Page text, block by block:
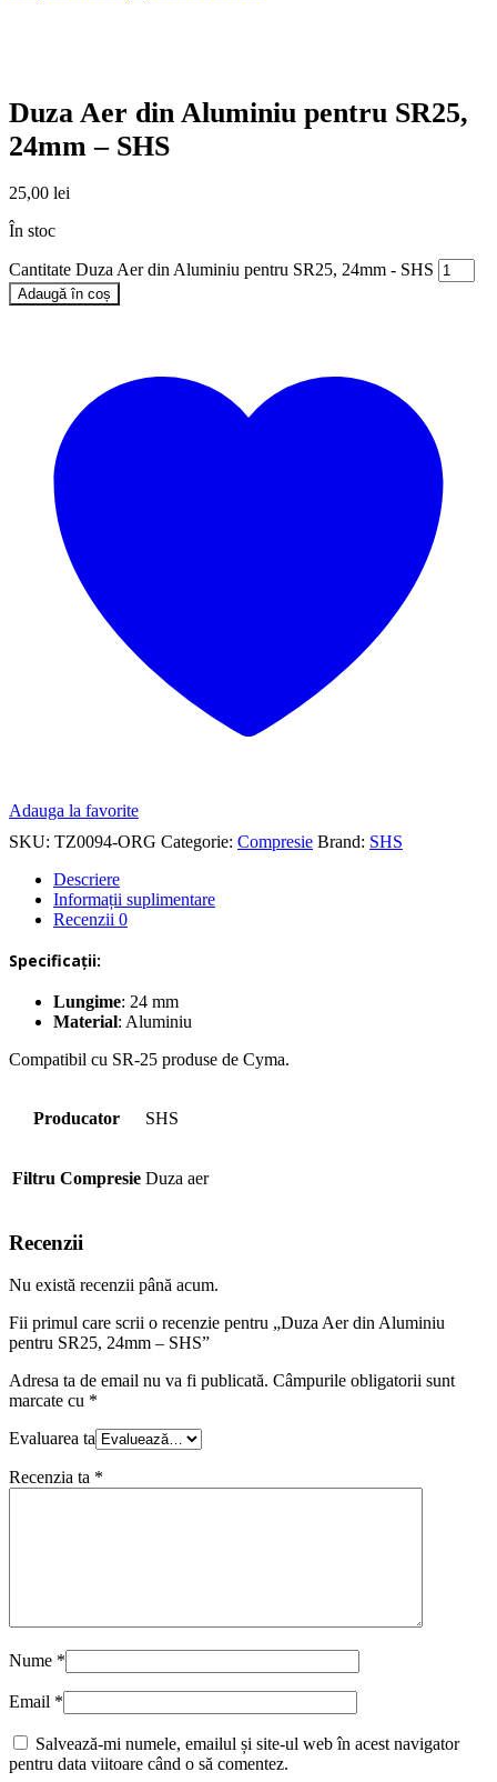
Duza Aer din Aluminiu pentru SR25,
24mm – SHS
25,00 lei
În stoc
Cantitate Duza Aer din Aluminiu pentru SR25, 24mm - SHS
Adaugă în coș
Adauga la favorite
SKU: TZ0094-ORG Categorie: Compresie Brand: SHS
Descriere
Informații suplimentare
Recenzii 0
Specificații:
Lungime: 24 mm
Material: Aluminiu
Compatibil cu SR-25 produse de Cyma.
Producator SHS
Filtru Compresie Duza aer
Recenzii
Nu există recenzii până acum.
Fii primul care scrii o recenzie pentru „Duza Aer din Aluminiu
pentru SR25, 24mm – SHS”
Adresa ta de email nu va fi publicată. Câmpurile obligatorii sunt
marcate cu *
Evaluarea ta
Recenzia ta *
Nume *
Email *
Salvează-mi numele, emailul și site-ul web în acest navigator
pentru data viitoare când o să comentez.